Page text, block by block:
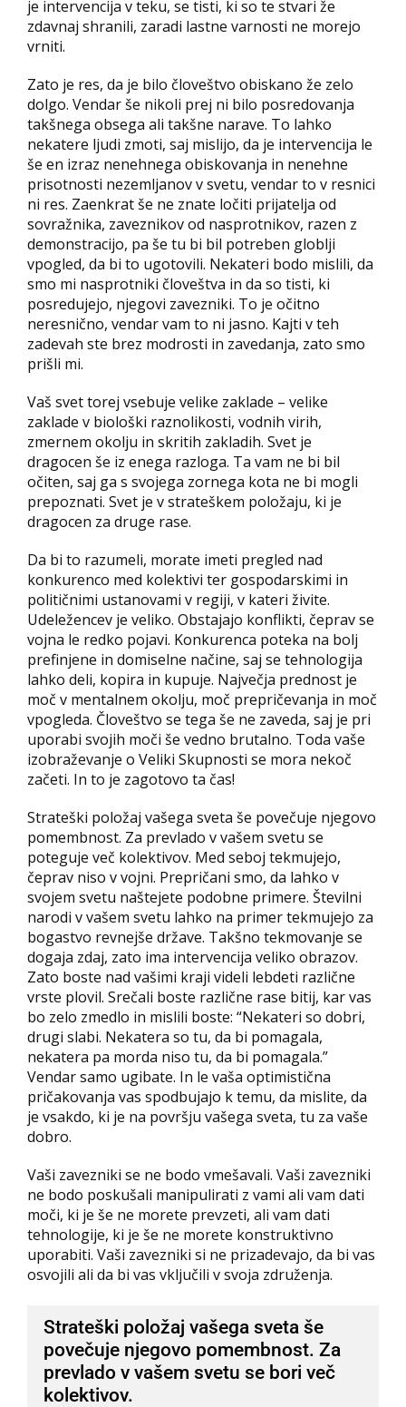
je intervencija v teku, se tisti, ki so te stvari že
zdavnaj shranili, zaradi lastne varnosti ne morejo
vrniti.
Zato je res, da je bilo človeštvo obiskano že zelo
dolgo. Vendar še nikoli prej ni bilo posredovanja
takšnega obsega ali takšne narave. To lahko
nekatere ljudi zmoti, saj mislijo, da je intervencija le
še en izraz nenehnega obiskovanja in nenehne
prisotnosti nezemljanov v svetu, vendar to v resnici
ni res. Zaenkrat še ne znate ločiti prijatelja od
sovražnika, zaveznikov od nasprotnikov, razen z
demonstracijo, pa še tu bi bil potreben globlji
vpogled, da bi to ugotovili. Nekateri bodo mislili, da
smo mi nasprotniki človeštva in da so tisti, ki
posredujejo, njegovi zavezniki. To je očitno
neresnično, vendar vam to ni jasno. Kajti v teh
zadevah ste brez modrosti in zavedanja, zato smo
prišli mi.
Vaš svet torej vsebuje velike zaklade – velike
zaklade v biološki raznolikosti, vodnih virih,
zmernem okolju in skritih zakladih. Svet je
dragocen še iz enega razloga. Ta vam ne bi bil
očiten, saj ga s svojega zornega kota ne bi mogli
prepoznati. Svet je v strateškem položaju, ki je
dragocen za druge rase.
Da bi to razumeli, morate imeti pregled nad
konkurenco med kolektivi ter gospodarskimi in
političnimi ustanovami v regiji, v kateri živite.
Udeležencev je veliko. Obstajajo konflikti, čeprav se
vojna le redko pojavi. Konkurenca poteka na bolj
prefinjene in domiselne načine, saj se tehnologija
lahko deli, kopira in kupuje. Največja prednost je
moč v mentalnem okolju, moč prepričevanja in moč
vpogleda. Človeštvo se tega še ne zaveda, saj je pri
uporabi svojih moči še vedno brutalno. Toda vaše
izobraževanje o Veliki Skupnosti se mora nekoč
začeti. In to je zagotovo ta čas!
Strateški položaj vašega sveta še povečuje njegovo
pomembnost. Za prevlado v vašem svetu se
poteguje več kolektivov. Med seboj tekmujejo,
čeprav niso v vojni. Prepričani smo, da lahko v
svojem svetu naštejete podobne primere. Številni
narodi v vašem svetu lahko na primer tekmujejo za
bogastvo revnejše države. Takšno tekmovanje se
dogaja zdaj, zato ima intervencija veliko obrazov.
Zato boste nad vašimi kraji videli lebdeti različne
vrste plovil. Srečali boste različne rase bitij, kar vas
bo zelo zmedlo in mislili boste: “Nekateri so dobri,
drugi slabi. Nekatera so tu, da bi pomagala,
nekatera pa morda niso tu, da bi pomagala.”
Vendar samo ugibate. In le vaša optimistična
pričakovanja vas spodbujajo k temu, da mislite, da
je vsakdo, ki je na površju vašega sveta, tu za vaše
dobro.
Vaši zavezniki se ne bodo vmešavali. Vaši zavezniki
ne bodo poskušali manipulirati z vami ali vam dati
moči, ki je še ne morete prevzeti, ali vam dati
tehnologije, ki je še ne morete konstruktivno
uporabiti. Vaši zavezniki si ne prizadevajo, da bi vas
osvojili ali da bi vas vključili v svoja združenja.
Strateški položaj vašega sveta še
povečuje njegovo pomembnost. Za
prevlado v vašem svetu se bori več
kolektivov.